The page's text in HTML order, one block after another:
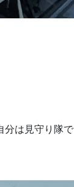
分は見守り隊で